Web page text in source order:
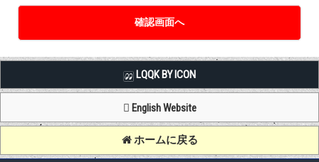
LQQK BY ICON
English Website
ホームに戻る